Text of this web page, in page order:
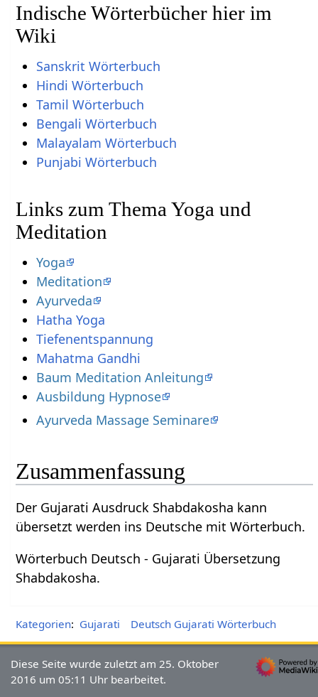
Indische Wörterbücher hier im
Wiki
Sanskrit Wörterbuch
Hindi Wörterbuch
Tamil Wörterbuch
Bengali Wörterbuch
Malayalam Wörterbuch
Punjabi Wörterbuch
Links zum Thema Yoga und
Meditation
Yoga
Meditation
Ayurveda
Hatha Yoga
Tiefenentspannung
Mahatma Gandhi
Baum Meditation Anleitung
Ausbildung Hypnose
Ayurveda Massage Seminare
Zusammenfassung
Der Gujarati Ausdruck Shabdakosha kann
übersetzt werden ins Deutsche mit Wörterbuch.
Wörterbuch Deutsch - Gujarati Übersetzung
Shabdakosha.
Kategorien: Gujarati Deutsch Gujarati Wörterbuch
Diese Seite wurde zuletzt am 25. Oktober
2016 um 05:11 Uhr bearbeitet.